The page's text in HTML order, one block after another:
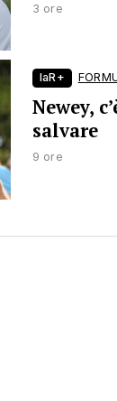
3 ore
laR+
Newey,
salvare
9 ore